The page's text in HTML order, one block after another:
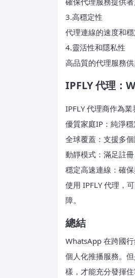
3.高穩定性
代理連線的速度和
4.靈活性和隱私性
高品質的代理服務
IPFLY 代理：
IPFLY 代理商作為
優質家庭IP：純淨
全球覆蓋：支援多
動靜模式：滿足註
穩定高速連線：確保
使用 IPFLY 代理，
障。
總結
WhatsApp 在跨國
個人化推播服務。
樣，才能充分發揮